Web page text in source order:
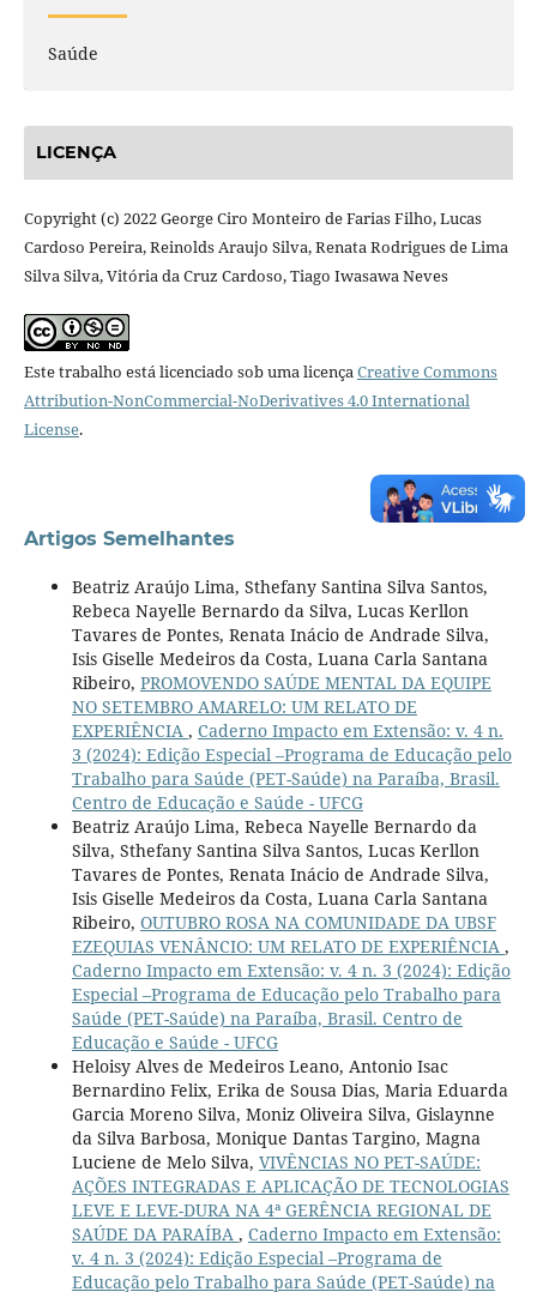
Saúde
LICENÇA
Copyright (c) 2022 George Ciro Monteiro de Farias Filho, Lucas
Cardoso Pereira, Reinolds Araujo Silva, Renata Rodrigues de Lima
Silva Silva, Vitória da Cruz Cardoso, Tiago Iwasawa Neves
Este trabalho está licenciado sob uma licençaCreative Commons
Attribution-NonCommercial-NoDerivatives 4.0 International
License.
Artigos Semelhantes
Beatriz Araújo Lima, Sthefany Santina Silva Santos,
Rebeca Nayelle Bernardo da Silva, Lucas Kerllon
Tavares de Pontes, Renata Inácio de Andrade Silva,
Isis Giselle Medeiros da Costa, Luana Carla Santana
Ribeiro, PROMOVENDO SAÚDE MENTAL DA EQUIPE
NO SETEMBRO AMARELO: UM RELATO DE
EXPERIÊNCIA , Caderno Impacto em Extensão: v. 4 n.
3 (2024): Edição Especial –Programa de Educação pelo
Trabalho para Saúde (PET-Saúde) na Paraíba, Brasil.
Centro de Educação e Saúde - UFCG
Beatriz Araújo Lima, Rebeca Nayelle Bernardo da
Silva, Sthefany Santina Silva Santos, Lucas Kerllon
Tavares de Pontes, Renata Inácio de Andrade Silva,
Isis Giselle Medeiros da Costa, Luana Carla Santana
Ribeiro, OUTUBRO ROSA NA COMUNIDADE DA UBSF
EZEQUIAS VENÂNCIO: UM RELATO DE EXPERIÊNCIA ,
Caderno Impacto em Extensão: v. 4 n. 3 (2024): Edição
Especial –Programa de Educação pelo Trabalho para
Saúde (PET-Saúde) na Paraíba, Brasil. Centro de
Educação e Saúde - UFCG
Heloisy Alves de Medeiros Leano, Antonio Isac
Bernardino Felix, Erika de Sousa Dias, Maria Eduarda
Garcia Moreno Silva, Moniz Oliveira Silva, Gislaynne
da Silva Barbosa, Monique Dantas Targino, Magna
Luciene de Melo Silva, VIVÊNCIAS NO PET-SAÚDE:
AÇÕES INTEGRADAS E APLICAÇÃO DE TECNOLOGIAS
LEVE E LEVE-DURA NA 4ª GERÊNCIA REGIONAL DE
SAÚDE DA PARAÍBA , Caderno Impacto em Extensão:
v. 4 n. 3 (2024): Edição Especial –Programa de
Educação pelo Trabalho para Saúde (PET-Saúde) na